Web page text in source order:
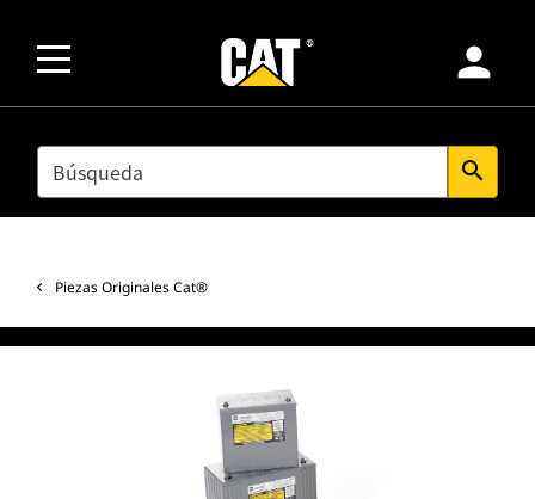
person
SEARCH search
Piezas Originales Cat®